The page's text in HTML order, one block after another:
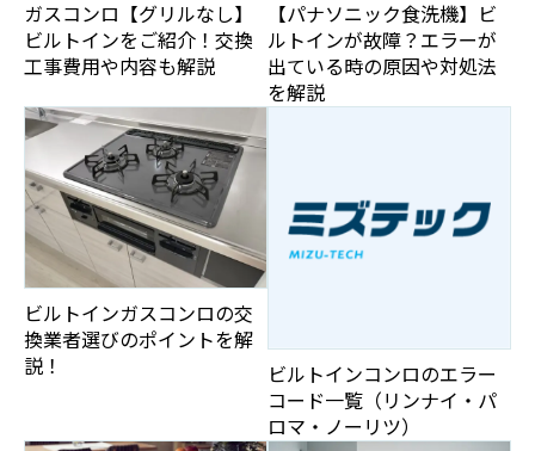
ガスコンロ【グリルなし】
ビルトインをご紹介！交換
工事費用や内容も解説
【パナソニック食洗機】ビ
ルトインが故障？エラーが
出ている時の原因や対処法
を解説
ビルトインガスコンロの交
換業者選びのポイントを解
説！
ビルトインコンロのエラー
コード一覧（リンナイ・パ
ロマ・ノーリツ）